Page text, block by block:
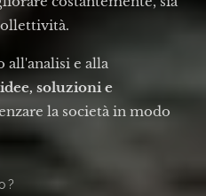
all'analisi e alla
idee, soluzioni e
la società in modo